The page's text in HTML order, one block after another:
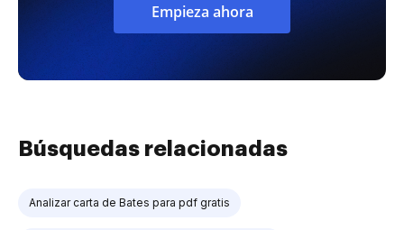
Empieza ahora
Búsquedas relacionadas
Analizar carta de Bates para pdf gratis